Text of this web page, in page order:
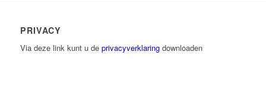
PRIVACY
Via deze link kunt u de privacyverklaringdownloaden